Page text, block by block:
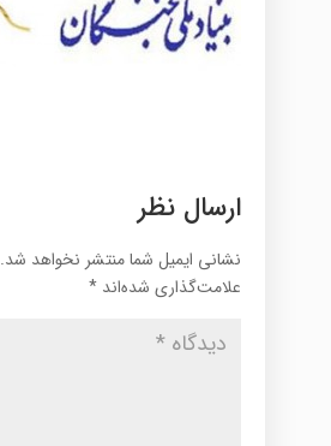
ارسال نظر
نشانی ایمیل شما منتشر نخواهد شد.
علامت‌گذاری شده‌اند *